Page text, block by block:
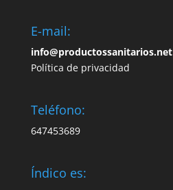
E-mail:
info@productossanitarios.net
Política de privacidad
Teléfono:
647453689
Índico es: